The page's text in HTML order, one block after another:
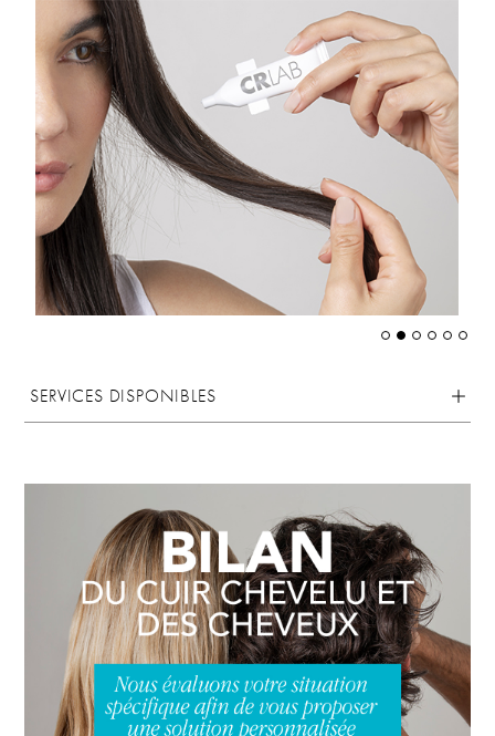
SERVICES DISPONIBLES